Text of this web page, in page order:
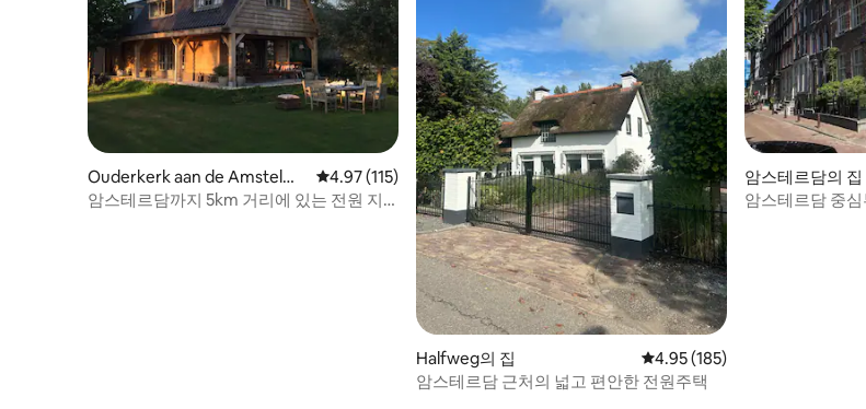
Ouderkerk aan de Amstel의
집
평점 4.97점(5점 만점), 후기 115개
4.97 (115)
암스테르담까지 5km 거리에 있는 전원 지
Halfweg의 집 평점 4.95점(5점 만점), 후기 185
4.95 (185)
암스테르담 근처의 넓고 편안한 전원주택
암스테르담의 집
암스테르담 중